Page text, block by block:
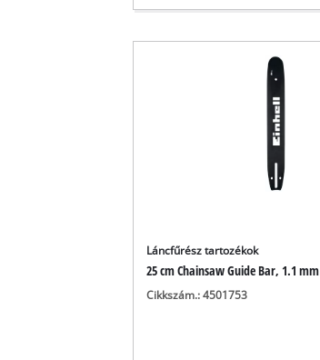
Láncfűrész tartozékok
25 cm Chainsaw Guide Bar, 1.1 mm
Cikkszám.: 4501753